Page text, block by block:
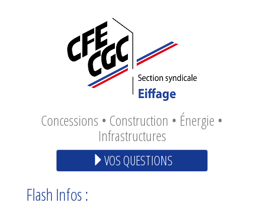
Concessions • Construction • Énergie •
Infrastructures
VOS QUESTIONS
Flash Infos :